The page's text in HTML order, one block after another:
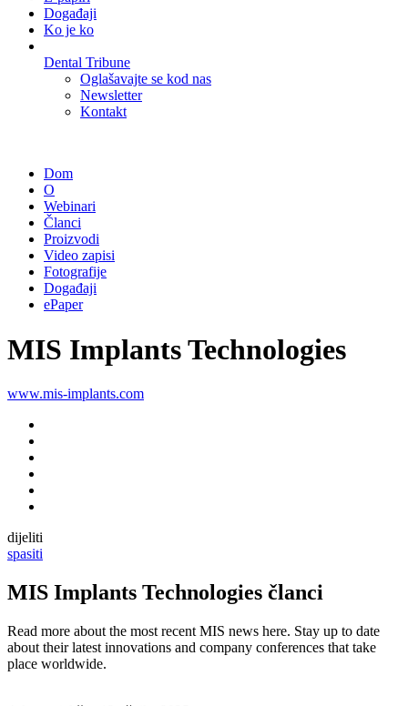
Događaji
Ko je ko
Dental Tribune
Oglašavajte se kod nas
Newsletter
Kontakt
Dom
O
Webinari
Članci
Proizvodi
Video zapisi
Fotografije
Događaji
ePaper
MIS Implants Technologies
www.mis-implants.com
dijeliti
spasiti
MIS Implants Technologies članci
Read more about the most recent MIS news here. Stay up to date
about their latest innovations and company conferences that take
place worldwide.